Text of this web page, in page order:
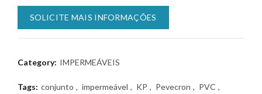
SOLICITE MAIS INFORMAÇÕES
Category: IMPERMEÁVEIS
Tags: conjunto , impermeável , KP , Pevecron , PVC ,